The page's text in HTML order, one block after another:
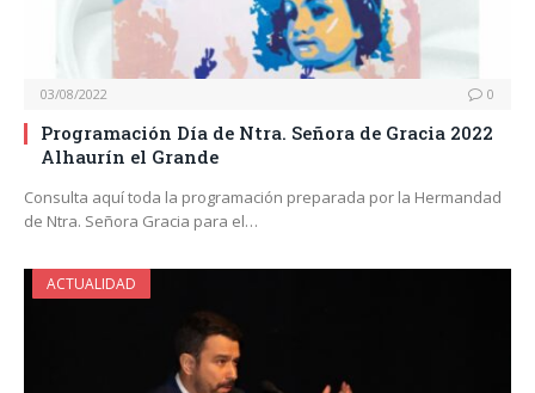
03/08/2022 0
Programación Día de Ntra. Señora de Gracia 2022
Alhaurín el Grande
Consulta aquí toda la programación preparada por la Hermandad
de Ntra. Señora Gracia para el…
ACTUALIDAD